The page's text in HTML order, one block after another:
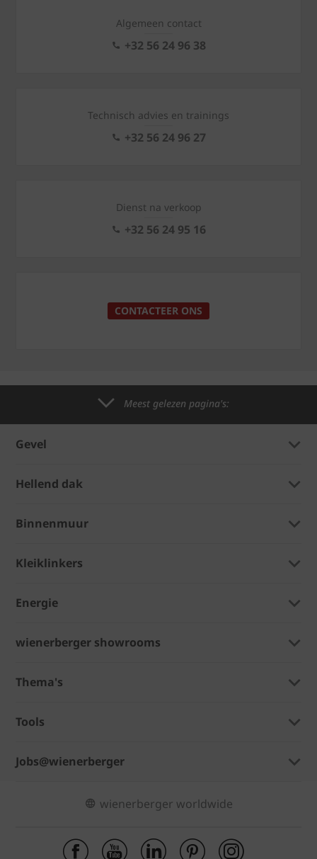
Algemeen contact
+32 56 24 96 38
Technisch advies en trainings
+32 56 24 96 27
Dienst na verkoop
+32 56 24 95 16
CONTACTEER ONS
Meest gelezen pagina's:
Gevel
Hellend dak
Binnenmuur
Kleiklinkers
Energie
wienerberger showrooms
Thema's
Tools
Jobs@wienerberger
wienerberger worldwide